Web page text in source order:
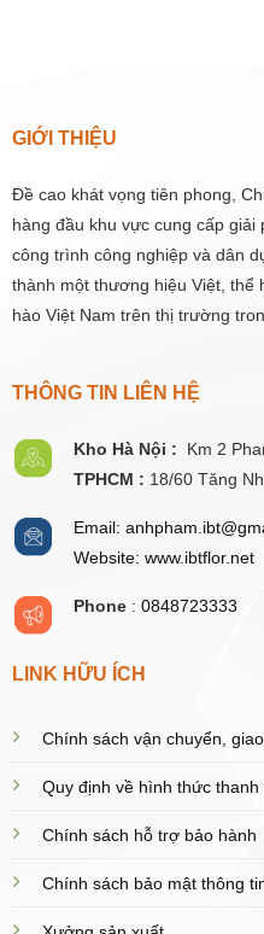
GIỚI THIỆU
Đề cao khát vọng tiên phong,
hàng đầu khu vực cung cấp
công trình công nghiệp và dân
thành một thương hiệu Việt, thể
hào Việt Nam trên thị trường
THÔNG TIN LIÊN HỆ
Kho Hà Nội : Km 2
TPHCM : 18/60 Tăng
Email:
Website: www.ibtflor.net
Phone: 0848723333
LINK HỮU ÍCH
Chính sách vận chuyển,
Quy định về hình thức thanh
Chính sách hỗ trợ bảo hành
Chính sách bảo mật thông